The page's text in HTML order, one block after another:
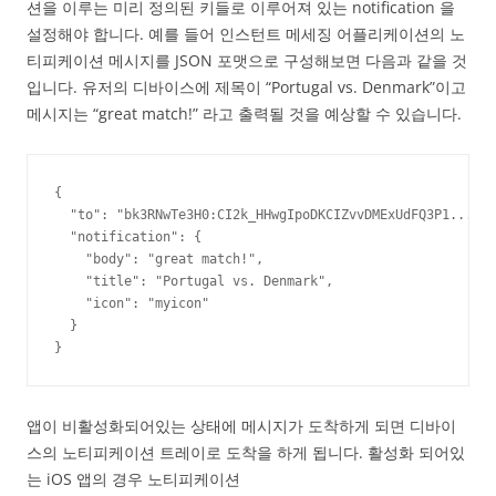
션을 이루는 미리 정의된 키들로 이루어져 있는 notification 을
설정해야 합니다. 예를 들어 인스턴트 메세징 어플리케이션의 노
티피케이션 메시지를 JSON 포맷으로 구성해보면 다음과 같을 것
입니다. 유저의 디바이스에 제목이 “Portugal vs. Denmark”이고
메시지는 “great match!” 라고 출력될 것을 예상할 수 있습니다.
{
  "to": "bk3RNwTe3H0:CI2k_HHwgIpoDKCIZvvDMExUdFQ3P1...",
  "notification": {
    "body": "great match!",
    "title": "Portugal vs. Denmark",
    "icon": "myicon"
  }
}
앱이 비활성화되어있는 상태에 메시지가 도착하게 되면 디바이
스의 노티피케이션 트레이로 도착을 하게 됩니다. 활성화 되어있
는 iOS 앱의 경우 노티피케이션